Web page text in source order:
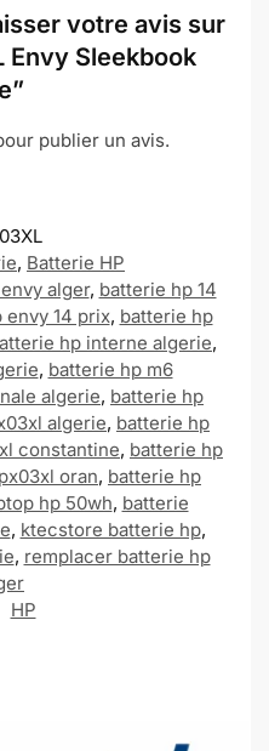
votre avis sur
Envy Sleekbook
publier un avis.
, Batterie HP
alger, batterie hp 14
envy 14 prix, batterie hp
hp interne algerie,
, batterie hp m6
algerie, batterie hp
algerie, batterie hp
constantine, batterie hp
oran, batterie hp
hp 50wh, batterie
, ktecstore batterie hp,
, remplacer batterie hp
HP